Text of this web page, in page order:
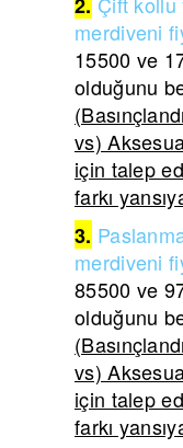
merdiveni
15500 ve
olduğunu
vs)
için talep
farkı
3.
merdiveni
85500 ve
olduğunu
vs)
için talep
farkı